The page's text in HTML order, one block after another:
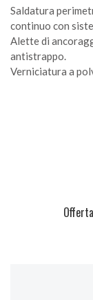
Saldatura
continuo con
Alette di
antistrappo.
Verniciatura a